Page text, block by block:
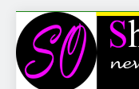
Skip
to
content